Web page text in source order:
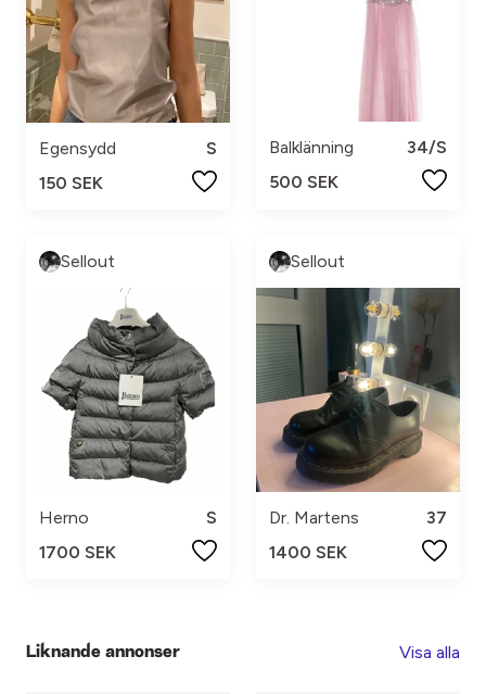
Egensydd
S
150 SEK
Balklänning
34/S
500 SEK
Sellout
Herno
S
1700 SEK
Sellout
Dr. Martens
37
1400 SEK
Liknande annonser Visa alla